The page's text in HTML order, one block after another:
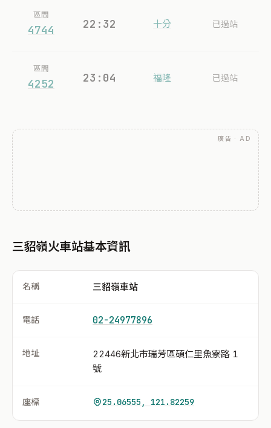
區間
4744 22:32 十分 已過站
區間
4252 23:04 福隆 已過站
廣告 · AD
三貂嶺火車站基本資訊
名稱 三貂嶺車站
電話 02-24977896
地址
22446新北市瑞芳區碩仁里魚寮路 1
號
座標 25.06555, 121.82259